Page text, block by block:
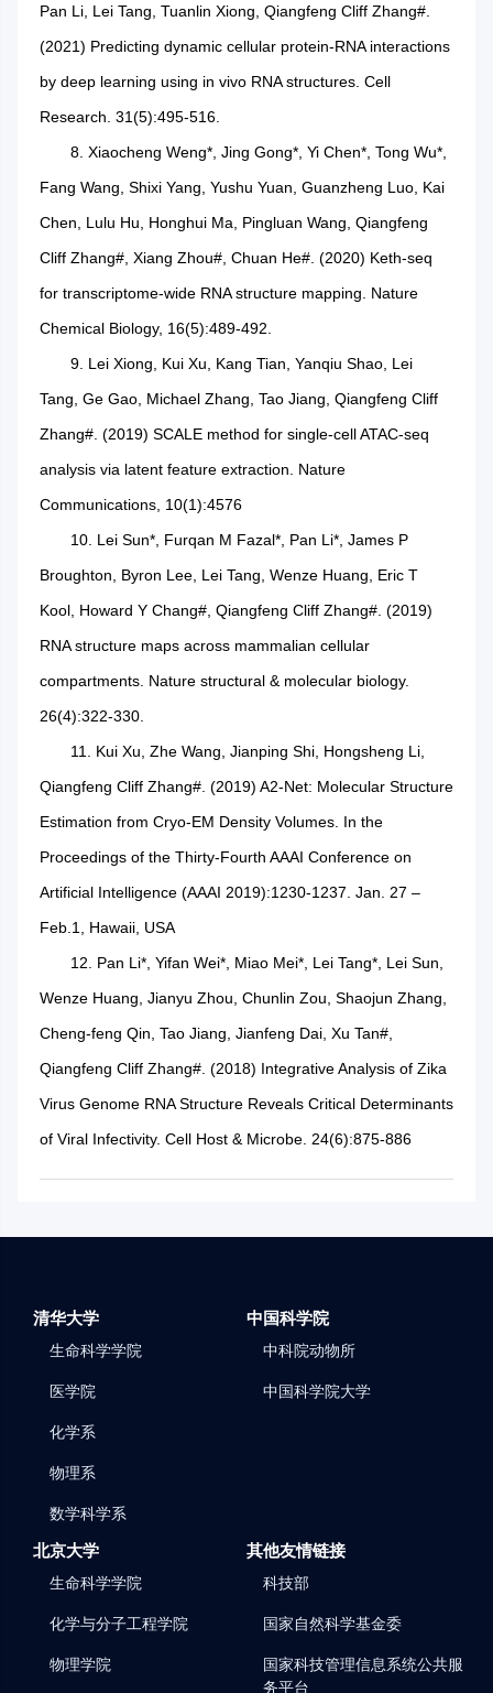
Pan Li, Lei Tang, Tuanlin Xiong, Qiangfeng Cliff Zhang#.
(2021) Predicting dynamic cellular protein-RNA interactions
by deep learning using in vivo RNA structures. Cell
Research. 31(5):495-516.
8. Xiaocheng Weng*, Jing Gong*, Yi Chen*, Tong Wu*,
Fang Wang, Shixi Yang, Yushu Yuan, Guanzheng Luo, Kai
Chen, Lulu Hu, Honghui Ma, Pingluan Wang, Qiangfeng
Cliff Zhang#, Xiang Zhou#, Chuan He#. (2020) Keth-seq
for transcriptome-wide RNA structure mapping. Nature
Chemical Biology, 16(5):489-492.
9. Lei Xiong, Kui Xu, Kang Tian, Yanqiu Shao, Lei
Tang, Ge Gao, Michael Zhang, Tao Jiang, Qiangfeng Cliff
Zhang#. (2019) SCALE method for single-cell ATAC-seq
analysis via latent feature extraction. Nature
Communications, 10(1):4576
10. Lei Sun*, Furqan M Fazal*, Pan Li*, James P
Broughton, Byron Lee, Lei Tang, Wenze Huang, Eric T
Kool, Howard Y Chang#, Qiangfeng Cliff Zhang#. (2019)
RNA structure maps across mammalian cellular
compartments. Nature structural & molecular biology.
26(4):322-330.
11. Kui Xu, Zhe Wang, Jianping Shi, Hongsheng Li,
Qiangfeng Cliff Zhang#. (2019) A2-Net: Molecular Structure
Estimation from Cryo-EM Density Volumes. In the
Proceedings of the Thirty-Fourth AAAI Conference on
Artificial Intelligence (AAAI 2019):1230-1237. Jan. 27 –
Feb.1, Hawaii, USA
12. Pan Li*, Yifan Wei*, Miao Mei*, Lei Tang*, Lei Sun,
Wenze Huang, Jianyu Zhou, Chunlin Zou, Shaojun Zhang,
Cheng-feng Qin, Tao Jiang, Jianfeng Dai, Xu Tan#,
Qiangfeng Cliff Zhang#. (2018) Integrative Analysis of Zika
Virus Genome RNA Structure Reveals Critical Determinants
of Viral Infectivity. Cell Host & Microbe. 24(6):875-886
清华大学
生命科学学院
医学院
化学系
物理系
数学科学系
中国科学院
中科院动物所
中国科学院大学
北京大学
生命科学学院
化学与分子工程学院
物理学院
其他友情链接
科技部
国家自然科学基金委
国家科技管理信息系统公共服
务平台